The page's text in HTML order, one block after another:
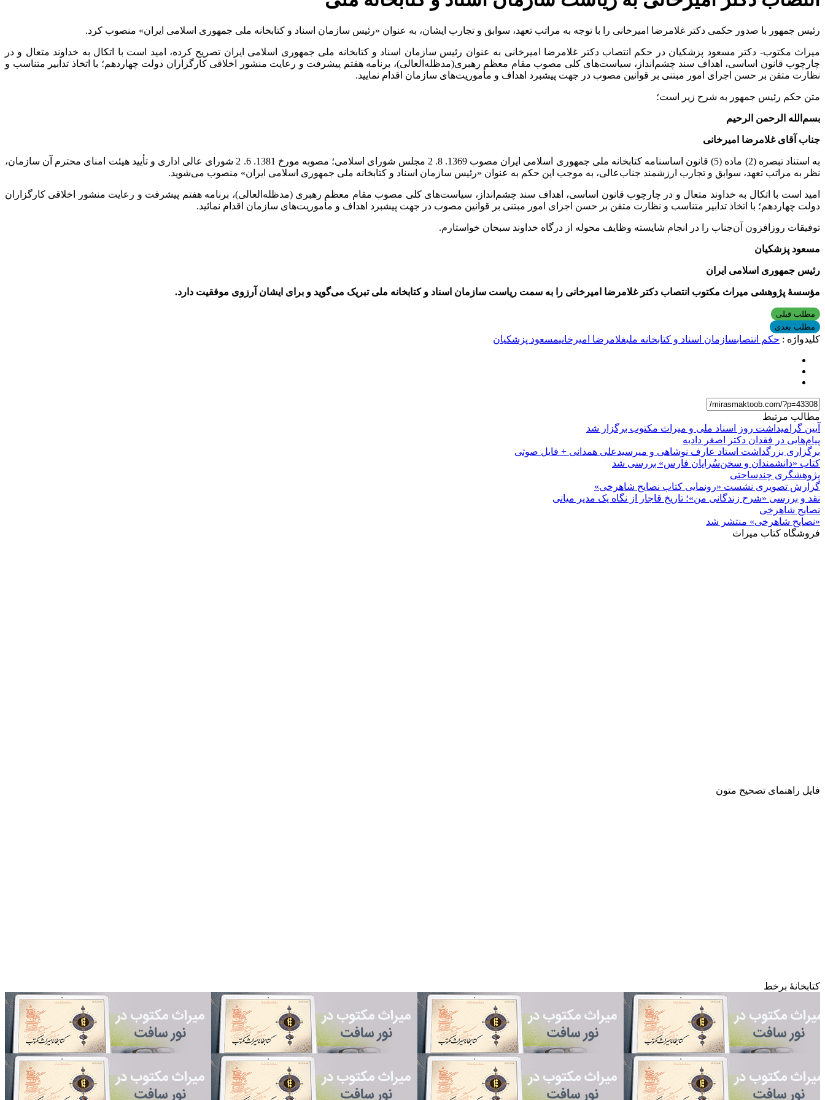
رئیس جمهور با صدور حکمی دکتر غلامرضا امیرخانی را با توجه به مراتب تعهد، سوابق و تجارب ایشان، به عنوان «رئیس سازمان اسناد و کتابخانه ملی جمهوری اسلامی ایران» منصوب کرد.
میراث مکتوب- دکتر مسعود پزشکیان در حکم انتصاب دکتر غلامرضا امیرخانی به عنوان رئیس سازمان اسناد و کتابخانه ملی جمهوری اسلامی ایران تصریح کرده، امید است با اتکال به خداوند متعال و در
چارچوب قانون اساسی، اهداف سند چشم‌انداز، سیاست‌های کلی مصوب مقام معظم رهبری(مدظله‌العالی)، برنامه هفتم پیشرفت و رعایت منشور اخلاقی کارگزاران دولت چهاردهم؛ با اتخاذ تدابیر متناسب و
نظارت متقن بر حسن اجرای امور مبتنی بر قوانین مصوب در جهت پیشبرد اهداف و مأموریت‌های سازمان اقدام نمایید.
متن حکم رئیس جمهور به شرح زیر است؛
بسم‌الله الرحمن الرحیم
جناب آقای غلامرضا امیرخانی
به استناد تبصره (2) ماده (5) قانون اساسنامه کتابخانه ملی جمهوری اسلامی ایران مصوب 1369. 8. 2 مجلس شورای اسلامی؛ مصوبه مورخ 1381. 6. 2 شورای عالی اداری و تأیید هیئت امنای محترم آن سازمان،
نظر به مراتب تعهد، سوابق و تجارب ارزشمند جناب‌عالی، به موجب این حکم به عنوان «رئیس سازمان اسناد و کتابخانه ملی جمهوری اسلامی ایران» منصوب می‌شوید.
امید است با اتکال به خداوند متعال و در چارچوب قانون اساسی، اهداف سند چشم‌انداز، سیاست‌های کلی مصوب مقام معظم رهبری (مدظله‌العالی)، برنامه هفتم پیشرفت و رعایت منشور اخلاقی کارگزاران
دولت چهاردهم؛ با اتخاذ تدابیر متناسب و نظارت متقن بر حسن اجرای امور مبتنی بر قوانین مصوب در جهت پیشبرد اهداف و مأموریت‌های سازمان اقدام نمائید.
توفیقات روزافزون آن‌جناب را در انجام شایسته وظایف محوله از درگاه خداوند سبحان خواستارم.
مسعود پزشکیان
رئیس جمهوری اسلامی ایران
مؤسسۀ پژوهشی میراث مکتوب انتصاب دکتر غلامرضا امیرخانی را به سمت ریاست سازمان اسناد و کتابخانه ملی تبریک می‌گوید و برای ایشان آرزوی موفقیت دارد.
مطلب قبلی
مطلب بعدی
کلیدواژه : حکم انتصابسازمان اسناد و کتابخانه ملیغلامرضا امیرخانیمسعود پزشکیان
مطالب مرتبط
آیین گرامیداشت روز اسناد ملی و میراث مکتوب برگزار شد
پیام‌هایی در فقدان دکتر اصغر دادبه
برگزاری بزرگداشت استاد عارف نوشاهی و میرسیدعلی همدانی + فایل صوتی
کتاب «دانشمندان و سخن‌سُرایان فارس» بررسی شد
پژوهشگری چندساحتی
گزارش تصویری نشست «رونمایی کتاب نصایح شاهرخی»
نقد و بررسی «شرح زندگانی من»؛ تاریخ قاجار از نگاه یک مدیر میانی
نصایح شاهرخی
«نصایح شاهرخی» منتشر شد
فروشگاه کتاب میراث
فایل راهنمای تصحیح متون
کتابخانۀ برخط